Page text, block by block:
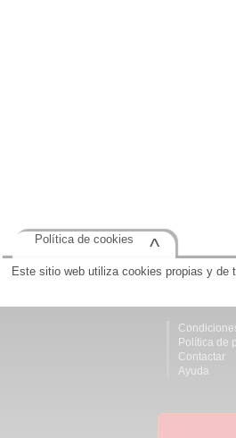
Política de
Contactar
Ayuda
Este sitio web utiliza cookies propias y de
Política de cookies ^